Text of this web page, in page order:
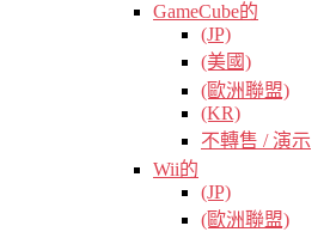
GameCube的
(JP)
(美國)
(歐洲聯盟)
(KR)
不轉售 / 演示
Wii的
(JP)
(歐洲聯盟)